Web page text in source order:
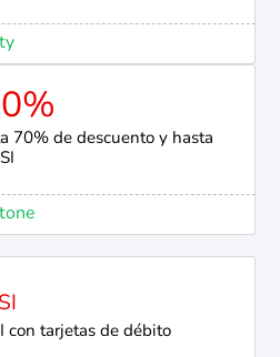
70% de descuento y hasta
con tarjetas de débito